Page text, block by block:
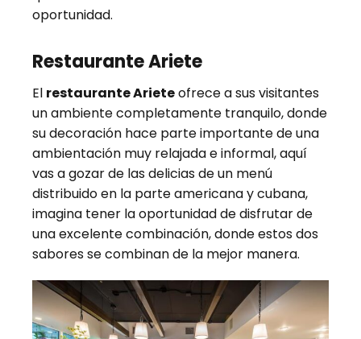
oportunidad.
Restaurante Ariete
El restaurante Arieteofrece a sus visitantes
un ambiente completamente tranquilo, donde
su decoración hace parte importante de una
ambientación muy relajada e informal, aquí
vas a gozar de las delicias de un menú
distribuido en la parte americana y cubana,
imagina tener la oportunidad de disfrutar de
una excelente combinación, donde estos dos
sabores se combinan de la mejor manera.